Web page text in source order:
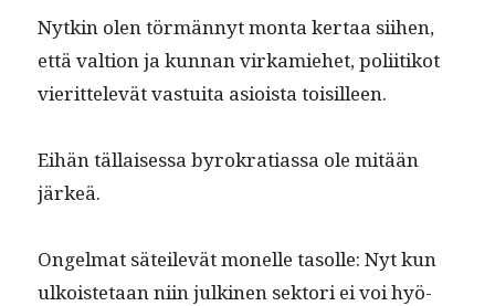
Nytkin olen tör­män­nyt mon­ta ker­taa siihen,
että val­tion ja kun­nan virkamiehet, poli­itikot
vierit­televät vas­tui­ta asioista toisilleen.
Eihän täl­laises­sa byrokra­ti­as­sa ole mitään
järkeä.
Ongel­mat säteilevät mon­elle tasolle: Nyt kun
ulkois­te­taan niin julki­nen sek­tori ei voi hyö­